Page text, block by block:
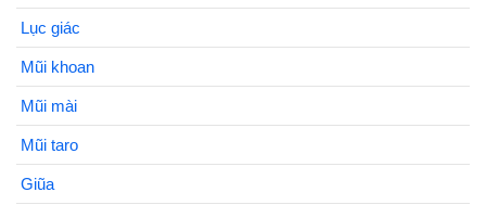
Lục giác
Mũi khoan
Mũi mài
Mũi taro
Giũa